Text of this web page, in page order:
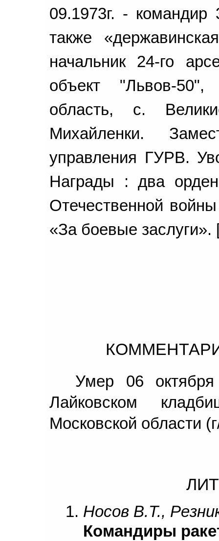
09.1973г. - командир
также
начальник 24-го
объект "Львов-
область, с.
Михайленки.
управления ГУРВ.
Награды : два
Отечественной
«За боевые заслуги».
Умер 06
Лайковском
Московской области
Носов В.Т.,
Командиры